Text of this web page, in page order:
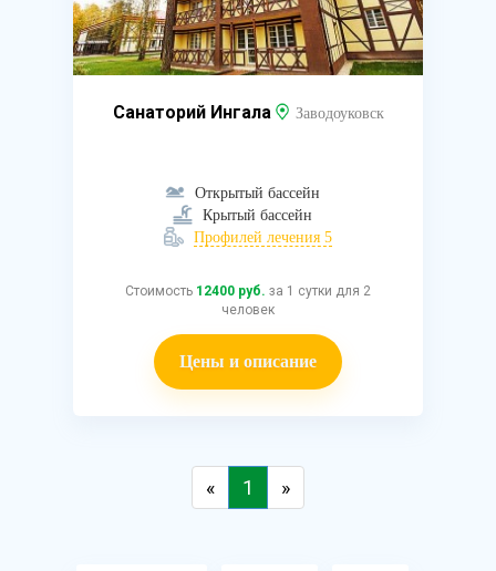
Санаторий Ингала Заводоуковск
Открытый бассейн
Крытый бассейн
Профилей лечения 5
Стоимость 12400 руб. за 1 сутки для 2
человек
Цены и описание
« 1 »